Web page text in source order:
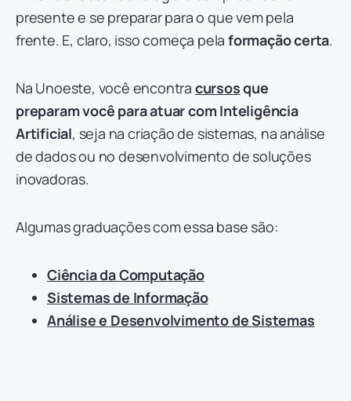
presente e se preparar para o que vem pela
frente. E, claro, isso começa pelaformação certa.
Na Unoeste, você encontra cursosque
preparam você para atuar com Inteligência
Artificial, seja na criação de sistemas, na análise
de dados ou no desenvolvimento de soluções
inovadoras.
Algumas graduações com essa base são:
Ciência da Computação
Sistemas de Informação
Análise e Desenvolvimento de Sistemas